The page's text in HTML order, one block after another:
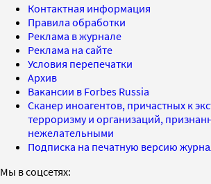
Контактная информация
Правила обработки
Реклама в журнале
Реклама на сайте
Условия перепечатки
Архив
Вакансии в Forbes Russia
Сканер иноагентов, причастных к
терроризму и организаций,
нежелательными
Подписка на печатную версию
Мы в соцсетях: